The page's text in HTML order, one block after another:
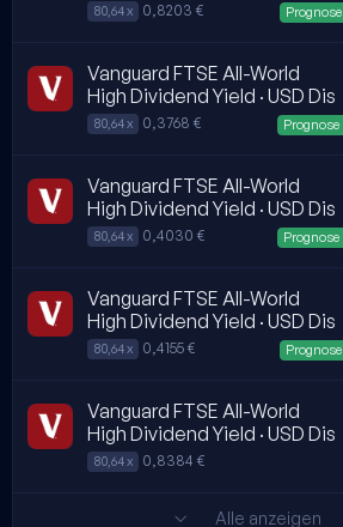
80,64 x 0,8203 € Prognose
Vanguard FTSE All-World
High Dividend Yield · USD Dis
80,64 x 0,3768 € Prognose
Vanguard FTSE All-World
High Dividend Yield · USD Dis
80,64 x 0,4030 € Prognose
Vanguard FTSE All-World
High Dividend Yield · USD Dis
80,64 x 0,4155 € Prognose
Vanguard FTSE All-World
High Dividend Yield · USD Dis
80,64 x 0,8384 €
Alle anzeigen